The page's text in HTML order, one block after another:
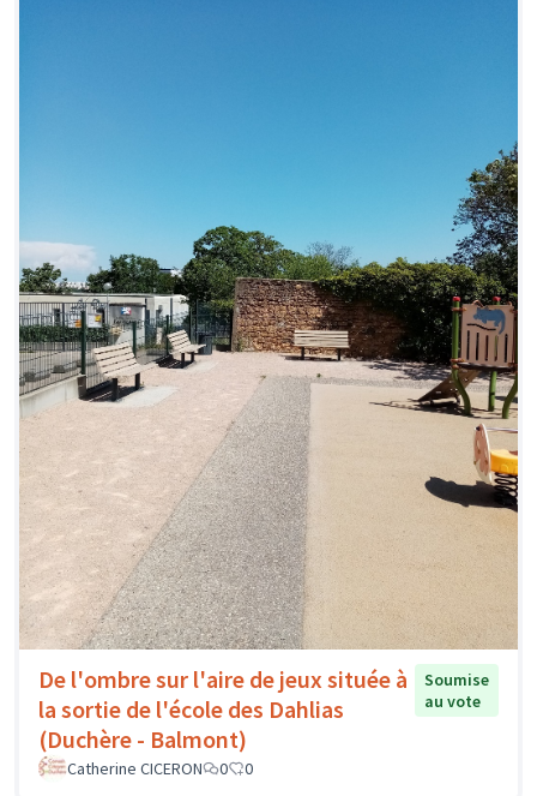
De l'ombre sur l'aire de jeux située à
la sortie de l'école des Dahlias
(Duchère - Balmont)
Soumise
au vote
Catherine CICERON 0 0